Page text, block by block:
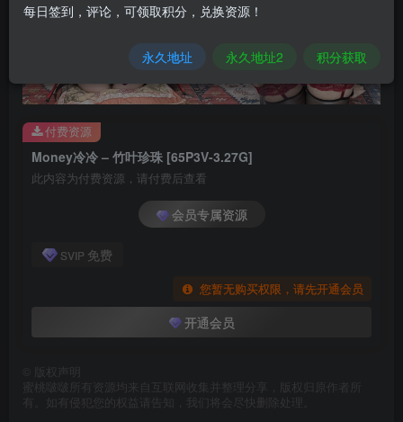
Money冷冷 – 竹叶珍珠 [65P3V-3.27G]
此内容为付费资源，请付费后查看
会员专属资源
SVIP 免费
您暂无购买权限，请先开通会员
开通会员
付费资源
版权声明
蜜桃啵啵所有资源均来自互联网收集并整理分享，版权归原作者所
有。如有侵犯您的权益请告知，我们将会尽快删除处理。
每日签到，评论，可领取积分，兑换资源！
永久地址 永久地址2 积分获取